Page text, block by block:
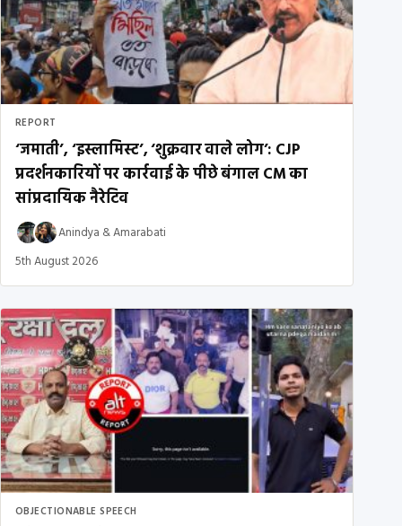
REPORT
‘जमाती’, ‘इस्लामिस्ट’, ‘शुक्रवार वाले लोग’: CJP
प्रदर्शनकारियों पर कार्रवाई के पीछे बंगाल CM का
सांप्रदायिक नैरेटिव
Anindya &Amarabati
5th August 2026
OBJECTIONABLE SPEECH